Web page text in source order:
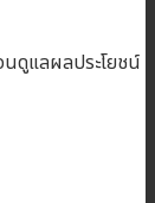
นดูแลผลประโยชน์